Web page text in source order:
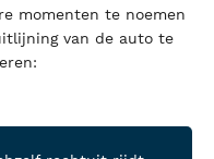
momenten te noemen
van de auto te